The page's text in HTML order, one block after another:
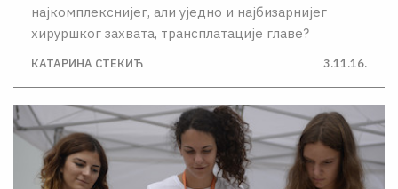
најкомплекснијег, али уједно и најбизарнијег
хируршког захвата, трансплатације главе?
КАТАРИНА СТЕКИЋ 3.11.16.